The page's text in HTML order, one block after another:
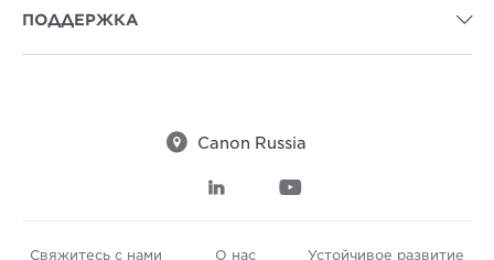
ПОДДЕРЖКА 
 Canon Russia
 
Свяжитесь с нами О нас Устойчивое развитие